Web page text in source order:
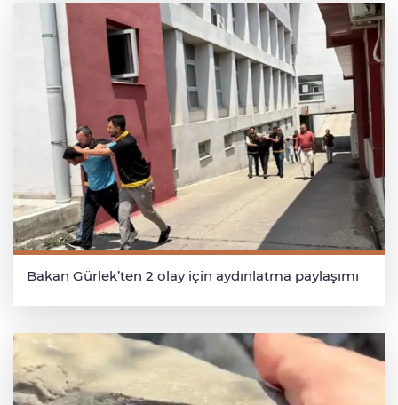
Bakan Gürlek’ten 2 olay için aydınlatma paylaşımı